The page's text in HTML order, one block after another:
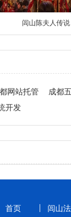
闾山陈夫人传说
网站托管 成都
开发
首页 闾山